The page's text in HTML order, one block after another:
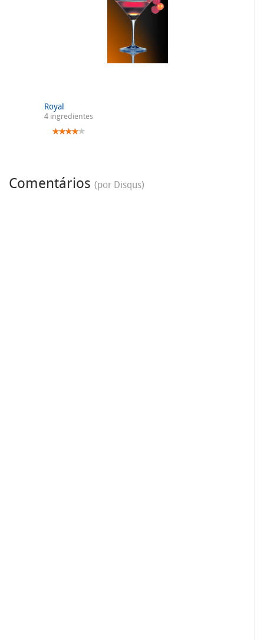
Royal
4 ingredientes
Comentários (por Disqus)